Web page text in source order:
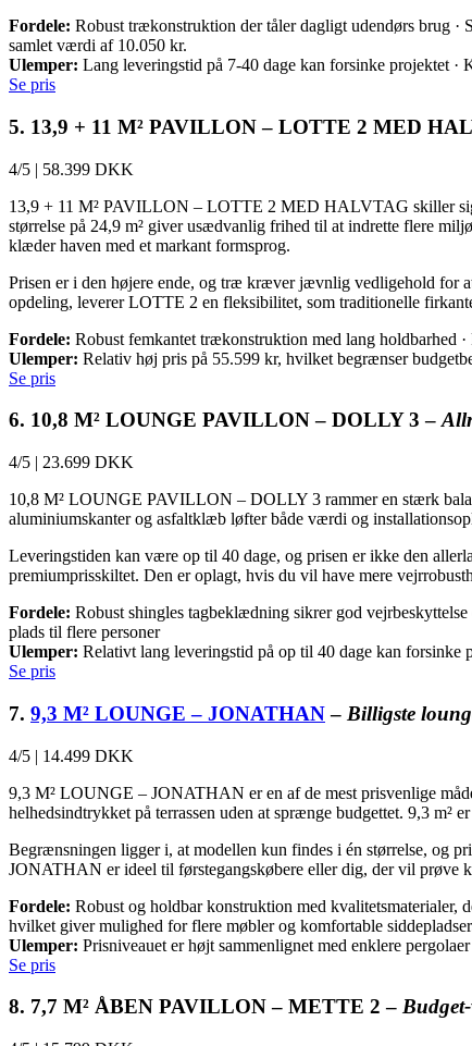
Fordele: Robust trækonstruktion der tåler dagligt udendørs brug
samlet værdi af 10.050 kr.
Ulemper: Lang leveringstid på 7-40 dage kan forsinke projektet
Se pris
5. 13,9 + 11 M² PAVILLON – LOTTE 2 MED
4/5 | 58.399 DKK
13,9 + 11 M² PAVILLON – LOTTE 2 MED HALVTAG skiller sig
størrelse på 24,9 m² giver usædvanlig frihed til at indrette flere
klæder haven med et markant formsprog.
Prisen er i den højere ende, og træ kræver jævnlig vedligehold for
opdeling, leverer LOTTE 2 en fleksibilitet, som traditionelle
Fordele: Robust femkantet trækonstruktion med lang holdbarhed
Ulemper: Relativ høj pris på 55.599 kr, hvilket begrænser
Se pris
6. 10,8 M² LOUNGE PAVILLON – DOLLY 3 –
4/5 | 23.699 DKK
10,8 M² LOUNGE PAVILLON – DOLLY 3 rammer en stærk
aluminiumskanter og asfaltklæb løfter både værdi og
Leveringstiden kan være op til 40 dage, og prisen er ikke den
premiumprisskiltet. Den er oplagt, hvis du vil have mere
Fordele: Robust shingles tagbeklædning sikrer god
plads til flere personer
Ulemper: Relativt lang leveringstid på op til 40 dage kan forsinke
Se pris
7. 9,3 M² LOUNGE – JONATHAN– Billigste
4/5 | 14.499 DKK
9,3 M² LOUNGE – JONATHAN er en af de mest prisvenlige
helhedsindtrykket på terrassen uden at sprænge budgettet. 9,3 m²
Begrænsningen ligger i, at modellen kun findes i én størrelse, og
JONATHAN er ideel til førstegangskøbere eller dig, der vil prøve
Fordele: Robust og holdbar konstruktion med kvalitetsmaterialer,
hvilket giver mulighed for flere møbler og komfortable
Ulemper: Prisniveauet er højt sammenlignet med enklere
Se pris
8. 7,7 M² ÅBEN PAVILLON – METTE 2 –